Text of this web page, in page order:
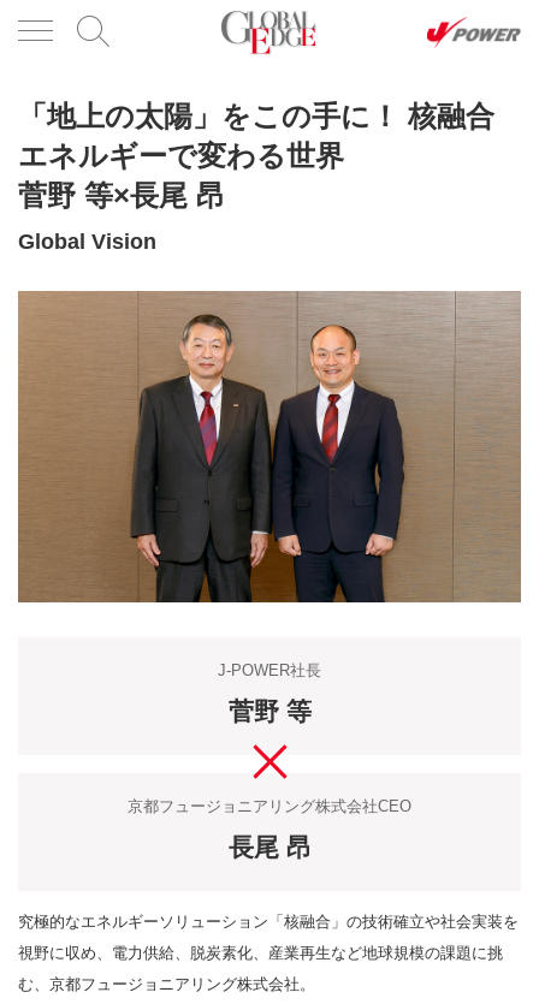
「地上の太陽」をこの手に！ 核融合
エネルギーで変わる世界
菅野 等×長尾 昂
Global Vision
J-POWER社長
菅野 等
京都フュージョニアリング株式会社CEO
長尾 昂
究極的なエネルギーソリューション「核融合」の技術確立や社会実装を
視野に収め、電力供給、脱炭素化、産業再生など地球規模の課題に挑
む、京都フュージョニアリング株式会社。